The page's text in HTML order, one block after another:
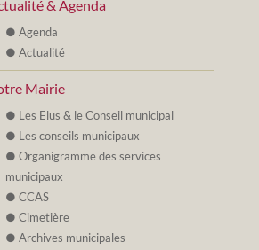
& Agenda
Agenda
Actualité
Mairie
Les Elus & le Conseil municipal
Les conseils municipaux
Organigramme des services
municipaux
CCAS
Cimetière
Archives municipales